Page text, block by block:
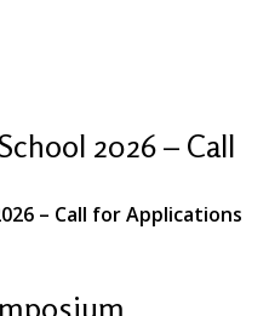
2026 – Call
– Call for Applications